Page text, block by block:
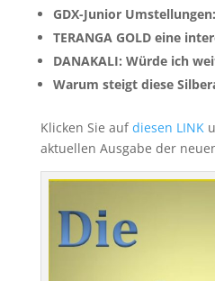
GDX-Junior
TERANGA GOLD eine
DANAKALI: Würde ich
Warum steigt diese
Klicken Sie aufdiesen LINK
aktuellen Ausgabe der